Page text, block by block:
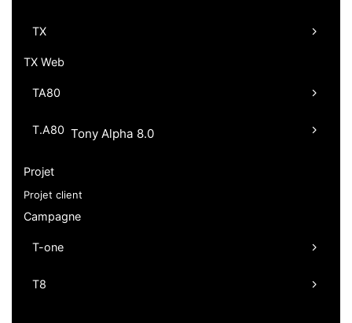
TX
TX Web
TA80
T.A80 Tony Alpha 8.0
Projet
Projet client
Campagne
T-one
T8